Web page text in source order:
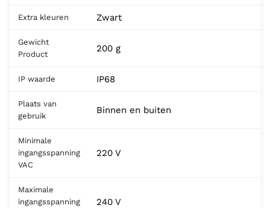
Extra kleuren Zwart
Gewicht
Product
200 g
IP waarde IP68
Plaats van
gebruik
Binnen en buiten
Minimale
ingangsspanning
VAC
220 V
Maximale
ingangsspanning
240 V